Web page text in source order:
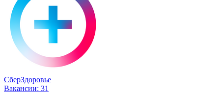
СберЗдоровье
Вакансии: 31